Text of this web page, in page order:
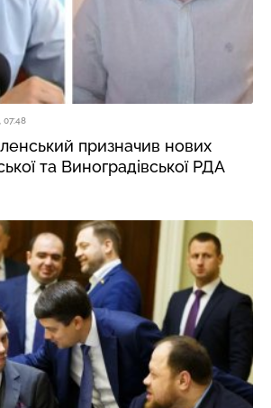
07:48
призначив нових
та Виноградівської РДА